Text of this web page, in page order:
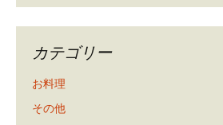
カテゴリー
お料理
その他